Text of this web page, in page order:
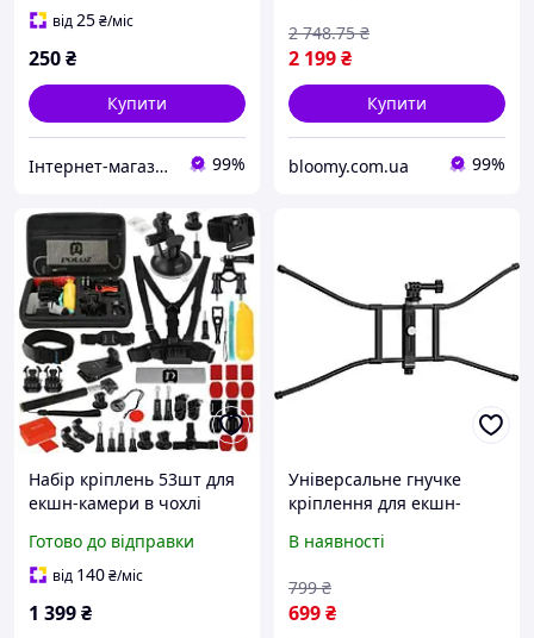
від25₴/міс
250₴
Купити
Інтернет-магазин "Балу" 99%
2 199₴
2 748.75 ₴
Купити
bloomy.com.ua 99%
Набір кріплень 53шт для
екшн-камери в чохлі
Готово до відправки
від 140₴/міс
1 399₴
Універсальне гнучке
кріплення для екшн-
[91417]
В наявності
699₴
799 ₴